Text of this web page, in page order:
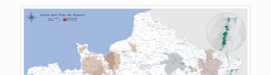
89.50 €
192.00 €